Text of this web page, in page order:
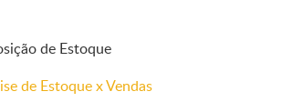
de Estoque
de Estoque x Vendas